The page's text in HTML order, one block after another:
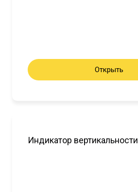
Открыть
Индикатор вертикальности